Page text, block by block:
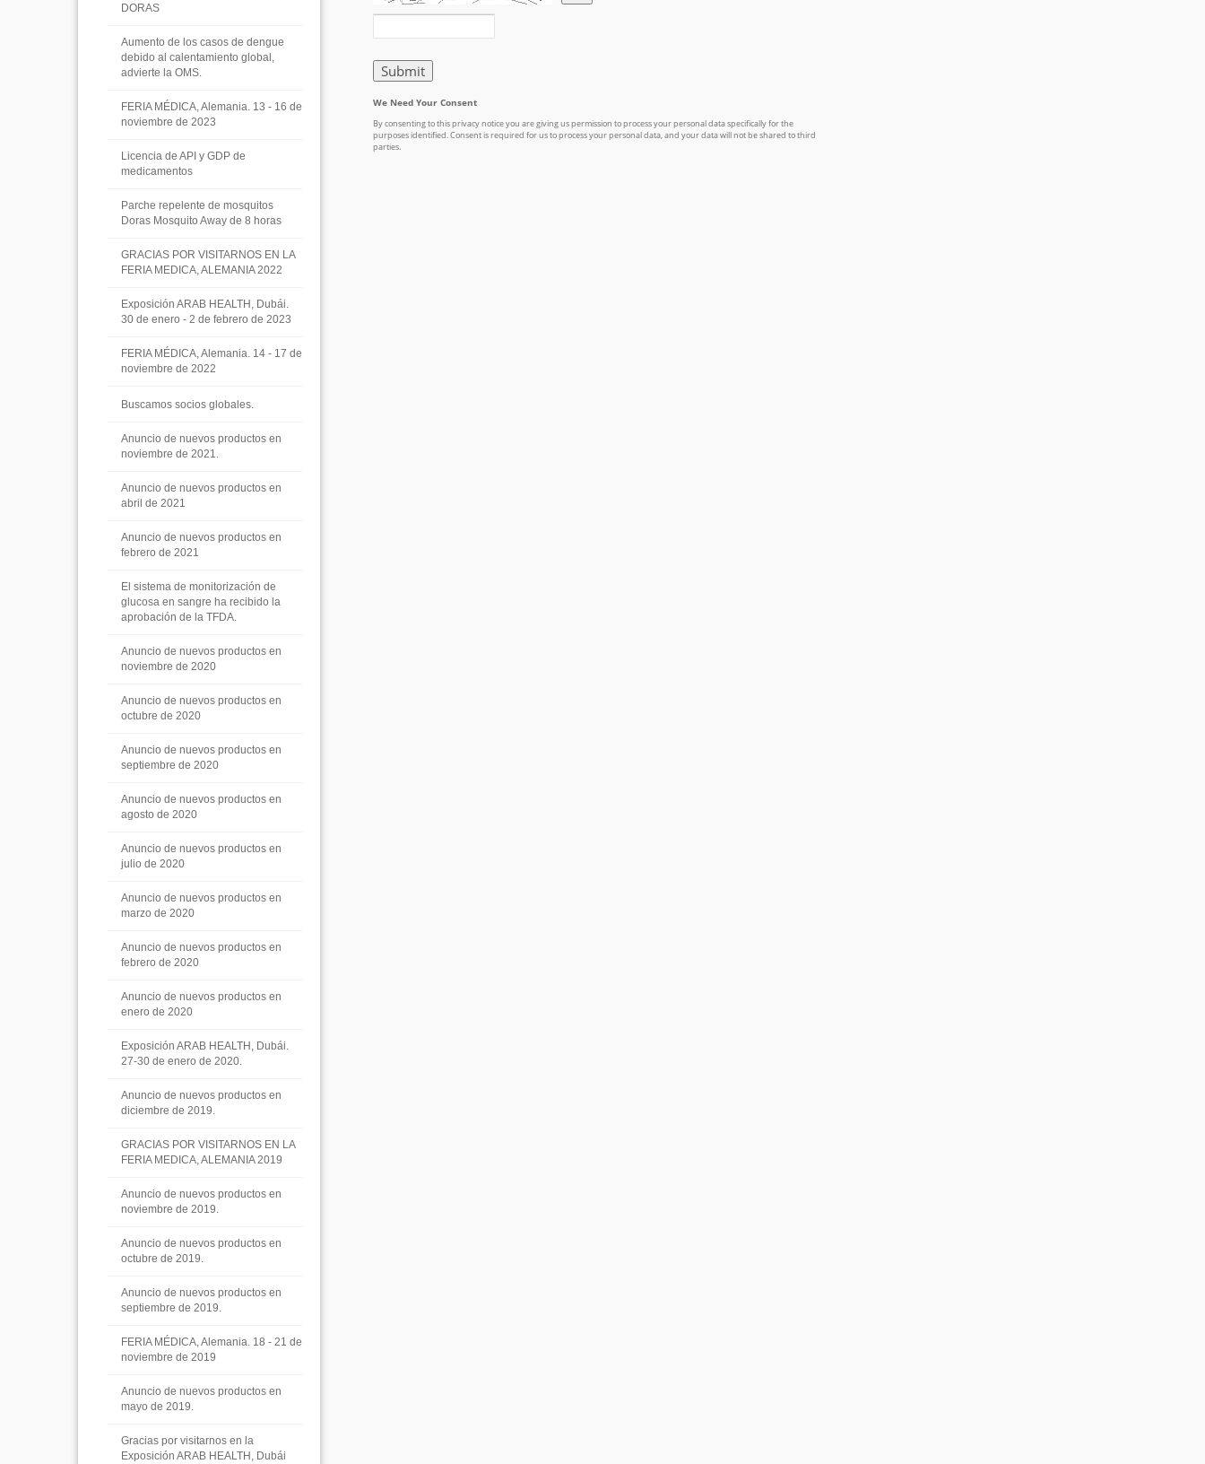
DORAS
Aumento de los casos de dengue
debido al calentamiento global,
advierte la OMS.
FERIA MÉDICA, Alemania. 13 - 16 de
noviembre de 2023
Licencia de API y GDP de
medicamentos
Parche repelente de mosquitos
Doras Mosquito Away de 8 horas
GRACIAS POR VISITARNOS EN LA
FERIA MEDICA, ALEMANIA 2022
Exposición ARAB HEALTH, Dubái.
30 de enero - 2 de febrero de 2023
FERIA MÉDICA, Alemania. 14 - 17 de
noviembre de 2022
Buscamos socios globales.
Anuncio de nuevos productos en
noviembre de 2021.
Anuncio de nuevos productos en
abril de 2021
Anuncio de nuevos productos en
febrero de 2021
El sistema de monitorización de
glucosa en sangre ha recibido la
aprobación de la TFDA.
Anuncio de nuevos productos en
noviembre de 2020
Anuncio de nuevos productos en
octubre de 2020
Anuncio de nuevos productos en
septiembre de 2020
Anuncio de nuevos productos en
agosto de 2020
Anuncio de nuevos productos en
julio de 2020
Anuncio de nuevos productos en
marzo de 2020
Anuncio de nuevos productos en
febrero de 2020
Anuncio de nuevos productos en
enero de 2020
Exposición ARAB HEALTH, Dubái.
27-30 de enero de 2020.
Anuncio de nuevos productos en
diciembre de 2019.
GRACIAS POR VISITARNOS EN LA
FERIA MEDICA, ALEMANIA 2019
Anuncio de nuevos productos en
noviembre de 2019.
Anuncio de nuevos productos en
octubre de 2019.
Anuncio de nuevos productos en
septiembre de 2019.
FERIA MÉDICA, Alemania. 18 - 21 de
noviembre de 2019
Anuncio de nuevos productos en
mayo de 2019.
Gracias por visitarnos en la
Exposición ARAB HEALTH, Dubái